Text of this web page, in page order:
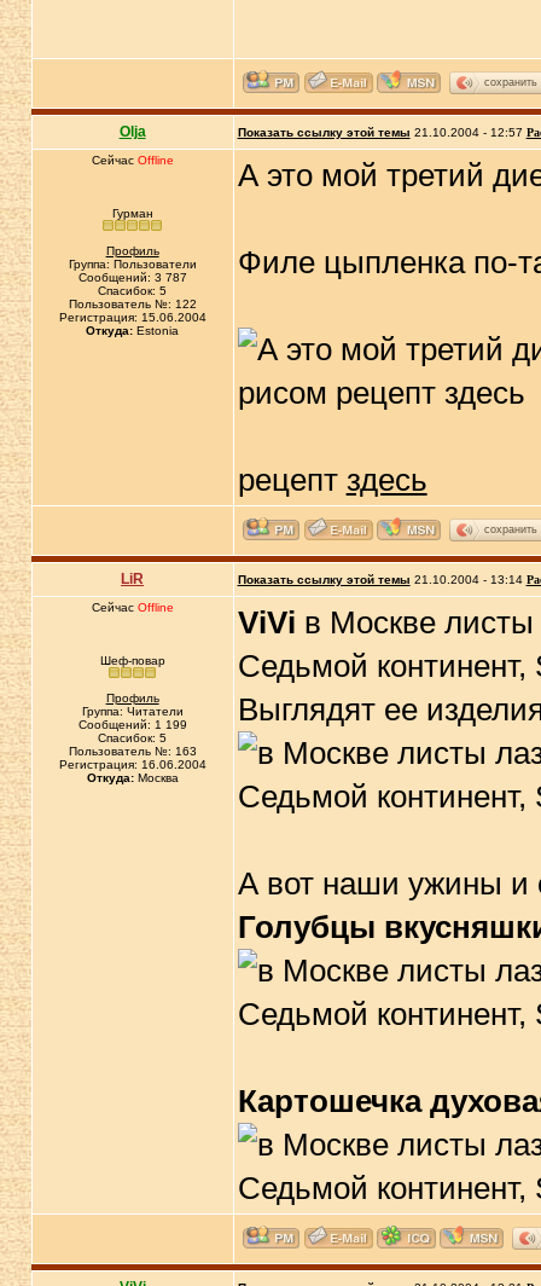
сохранить
Olja Показать ссылку этой темы 21.10.2004 - 12:57
Сейчас Offline
Гурман
Профиль
Группа: Пользователи
Сообщений: 3 787
Спасибок: 5
Пользователь №: 122
Регистрация: 15.06.2004
Откуда: Estonia
А это мой третий
Филе цыпленка по-
рецепт здесь
сохранить
LiR Показать ссылку этой темы 21.10.2004 - 13:14
Сейчас Offline
Шеф-повар
Профиль
Группа: Читатели
Сообщений: 1 199
Спасибок: 5
Пользователь №: 163
Регистрация: 16.06.2004
Откуда:Москва
ViVi в Москве листы
Седьмой
Выглядят ее
А вот наши ужины и
Голубцы
Картошечка